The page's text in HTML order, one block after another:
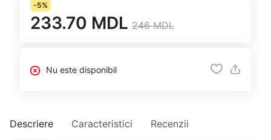
-5%
233.70 MDL 246 MDL
Nu este disponibil
Descriere Caracteristici Recenzii